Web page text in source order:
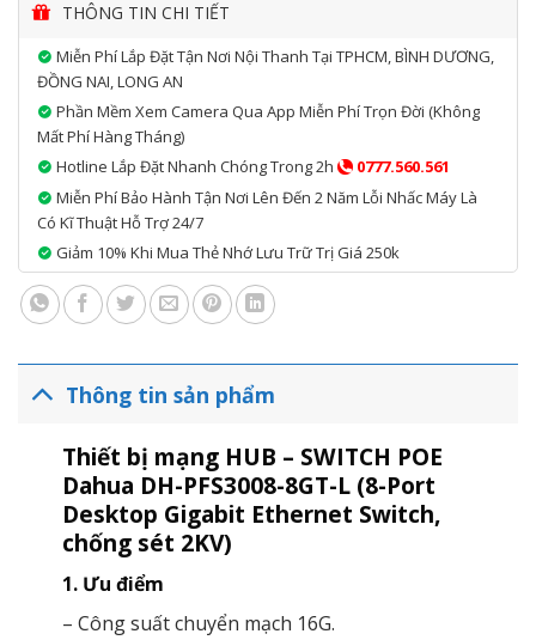
THÔNG TIN CHI TIẾT
Miễn Phí Lắp Đặt Tận Nơi Nội Thanh Tại TPHCM, BÌNH DƯƠNG,
ĐỒNG NAI, LONG AN
Phần Mềm Xem Camera Qua App Miễn Phí Trọn Đời (không
Mất Phí Hàng Tháng)
Hotline Lắp Đặt Nhanh Chóng Trong 2h
0777.560.561
Miễn Phí Bảo Hành Tận Nơi Lên Đến 2 Năm Lỗi Nhấc Máy Là
Có Kĩ Thuật Hỗ Trợ 24/7
Giảm 10% Khi Mua Thẻ Nhớ Lưu Trữ Trị Giá 250k
Thông tin sản phẩm
Thiết bị mạng HUB – SWITCH POE
Dahua DH-PFS3008-8GT-L (8-Port
Desktop Gigabit Ethernet Switch,
chống sét 2KV)
1. Ưu điểm
– Công suất chuyển mạch 16G.